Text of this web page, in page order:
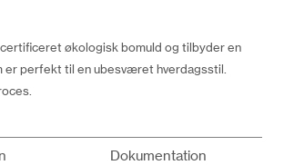
økologisk bomuld og tilbyder en
er perfekt til en ubesværet hverdagsstil.
Dokumentation